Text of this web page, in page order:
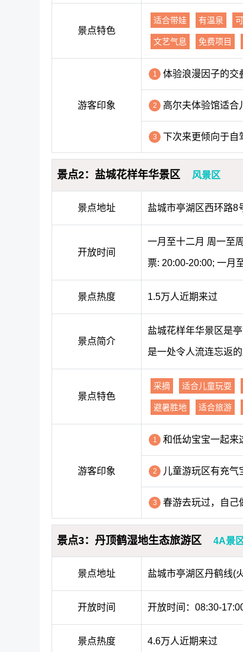
景点特色
适合带娃 有温泉
文艺气息 免费项目
游客印象
1 体验浪漫因子的交
2 高尔夫体验馆适合
3 下次来更倾向于自
景点2：盐城花样年华景区 风景区
景点地址 盐城市亭湖区西环路8
开放时间
一月至十二月 周一至
票: 20:00-20:00; 一月
景点热度 1.5万人近期来过
景点简介
盐城花样年华景区是
是一处令人流连忘返的
景点特色
采摘 适合儿童玩耍
避暑胜地 适合旅游
游客印象
1 和低幼宝宝一起来
2 儿童游玩区有充气
3 春游去玩过，自己
景点3：丹顶鹤湿地生态旅游区 4A景
景点地址 盐城市亭湖区丹鹤线(
开放时间 开放时间：08:30-
景点热度 4.6万人近期来过